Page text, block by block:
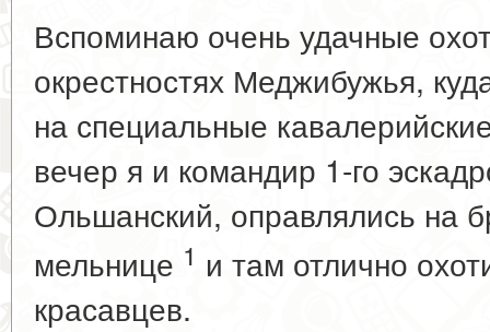
Вспоминаю очень удачные
окрестностях Меджибужья,
на специальные
вечер я и командир 1-го
Ольшанский, оправлялись на
мельнице 1 и там отлично
красавцев.